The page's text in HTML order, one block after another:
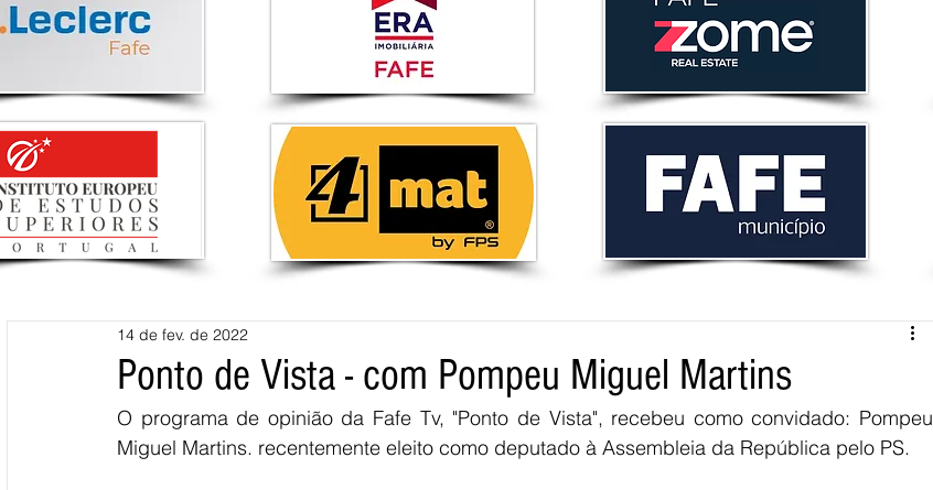
Ponto de Vista - com Pompeu Miguel Martins
14 de fev. de 2022
O programa de opinião da Fafe Tv, "Ponto de Vista", recebeu como convidado: Pompeu
Miguel Martins. recentemente eleito como deputado à Assembleia da República pelo PS.